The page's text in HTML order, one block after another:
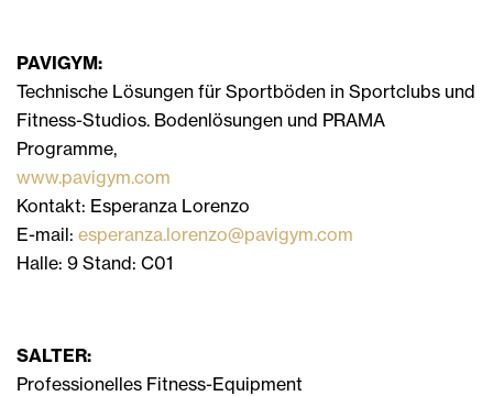
PAVIGYM:
Technische Lösungen für Sportböden in Sportclubs und
Fitness-Studios. Bodenlösungen und PRAMA
Programme,
www.pavigym.com
Kontakt: Esperanza Lorenzo
E-mail: esperanza.lorenzo@pavigym.com
Halle: 9 Stand: C01
SALTER:
Professionelles Fitness-Equipment